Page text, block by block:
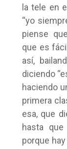
la tele en
“yo
piense
que es
así,
diciendo
haciendo
primera
esa, que
hasta
porque